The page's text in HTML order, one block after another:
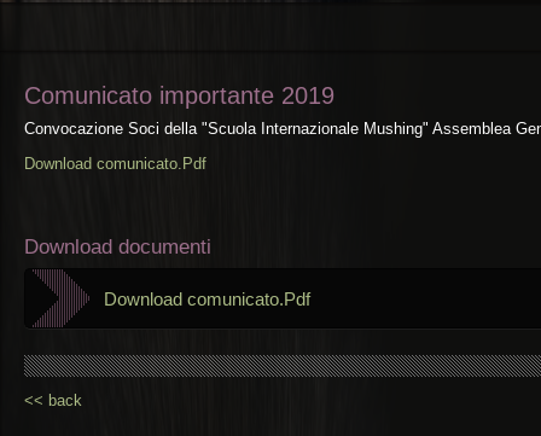
Comunicato importante 2019
Convocazione Soci della "Scuola Internazionale Mushing" Assemblea
Download comunicato.Pdf
Download documenti
Download comunicato.Pdf
<< back